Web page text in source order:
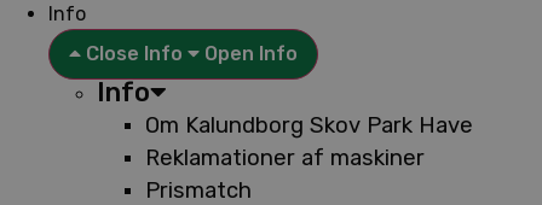
Info
Close Info
Open Info
Info
Om Kalundborg Skov Park Have
Reklamationer af maskiner
Prismatch